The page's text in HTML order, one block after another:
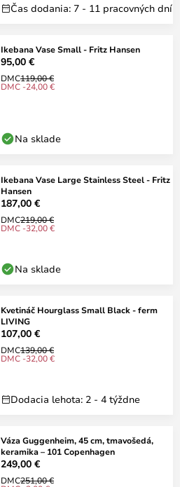
Čas dodania: 7 - 11 pracovných dní
Ikebana Vase Small - Fritz Hansen
95,00 €
DMC119,00 €
DMC -24,00 €
Na sklade
Ikebana Vase Large Stainless Steel - Fritz
Hansen
187,00 €
DMC219,00 €
DMC -32,00 €
Na sklade
Kvetináč Hourglass Small Black - ferm
LIVING
107,00 €
DMC139,00 €
DMC -32,00 €
Dodacia lehota: 2 - 4 týždne
Váza Guggenheim, 45 cm, tmavošedá,
keramika – 101 Copenhagen
249,00 €
DMC251,00 €